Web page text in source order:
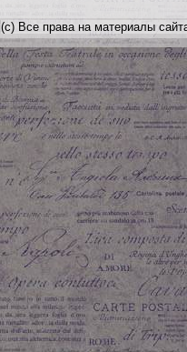
(с) Все права на материалы